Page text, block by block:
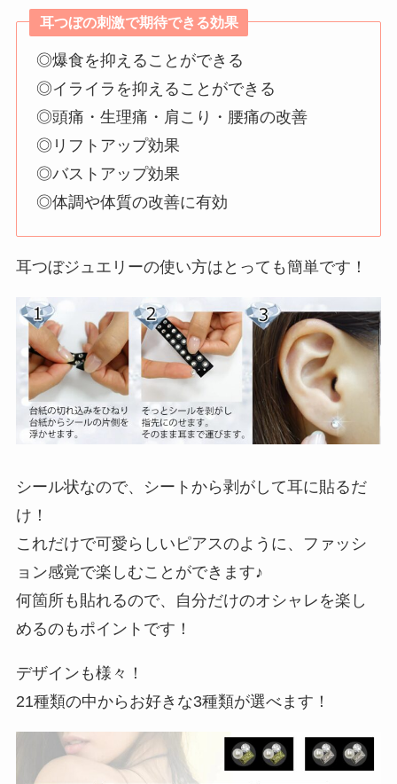
耳つぼの刺激で期待できる効果
◎爆食を抑えることができる
◎イライラを抑えることができる
◎頭痛・生理痛・肩こり・腰痛の改善
◎リフトアップ効果
◎バストアップ効果
◎体調や体質の改善に有効
耳つぼジュエリーの使い方はとっても簡単です！
シール状なので、シートから剥がして耳に貼るだ
け！
これだけで可愛らしいピアスのように、ファッシ
ョン感覚で楽しむことができます♪
何箇所も貼れるので、自分だけのオシャレを楽し
めるのもポイントです！
デザインも様々！
21種類の中からお好きな3種類が選べます！